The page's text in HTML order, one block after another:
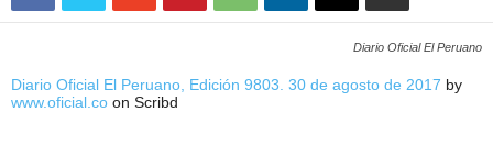
Diario Oficial El Peruano
Diario Oficial El Peruano, Edición 9803. 30 de agosto de 2017 by
www.oficial.co on Scribd